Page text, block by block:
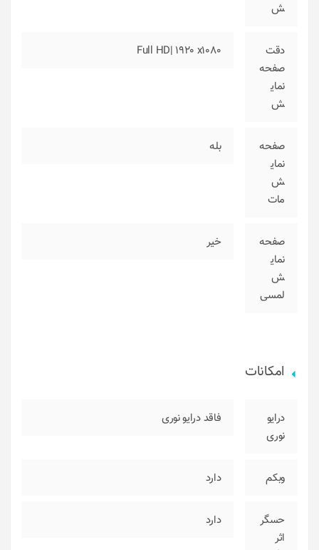
ش
دقت
صفحه
نمای
ش
Full HD| 1920 x1080
صفحه
نمای
ش
مات
بله
صفحه
نمای
ش
لمسی
خیر
امکانات
درایو
نوری
فاقد درایو نوری
وبکم دارد
حسگر
اثر
دارد